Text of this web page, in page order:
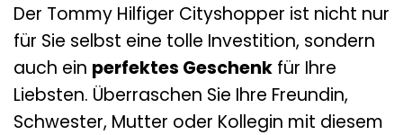
Der Tommy Hilfiger Cityshopper ist nicht nur
für Sie selbst eine tolle Investition, sondern
auch ein perfektes Geschenk für Ihre
Liebsten. Überraschen Sie Ihre Freundin,
Schwester, Mutter oder Kollegin mit diesem